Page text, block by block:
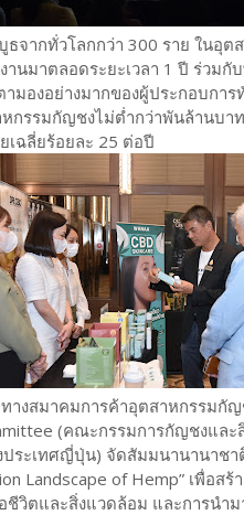
จากทั่วโลกกว่า 300 ราย ในอุ
านมาตลอดระยะเวลา 1 ปี ร่วม
มองอย่างมากของผู้ประกอบกา
หกรรมกัญชงไม่ต่ำกว่าพันล้านบ
เฉลี่ยร้อยละ 25 ต่อปี
างสมาคมการค้าอุตสาหกรรมกั
(คณะกรรมการกัญชงแล
ระเทศญี่ปุ่น) จัดสัมมนานานาชา
Landscape of Hemp” เพื่อส
วิตและสิ่งแวดล้อม และการนำ